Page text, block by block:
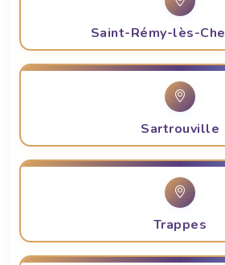
Saint-Rémy-lès-
Sartrouville
Trappes